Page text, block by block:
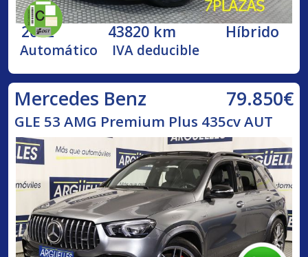
2022 43820 km Híbrido
Automático IVA deducible
Mercedes Benz 79.850€
GLE 53 AMG Premium Plus 435cv AUT